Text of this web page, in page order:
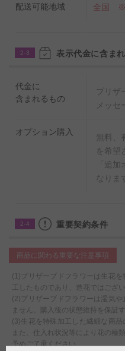
配送可能地域 全国 ※
2-3 表示代金に含ま
代金に
含まれるもの
プリザ
メッセ
オプション購入
無料、
を希望
「追
なりま
2-4 重要契約条件
商品に関わる重要な注意事項
(1)プリザーブドフラワーは生花
工したものであり、造花ではござい
(2)プリザーブドフラワーは湿気
ません。購入後の状態維持を保証
(3)生花を特殊加工した繊細な商品
また、仕入れ状況等により花の種
予めご了承ください。